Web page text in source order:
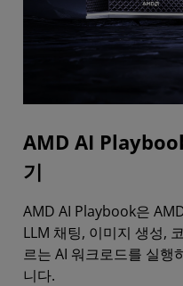
AMD AI
기
AMD AI Playbook은
LLM 채팅, 이미지 생성,
르는 AI 워크로드를 실행
니다.